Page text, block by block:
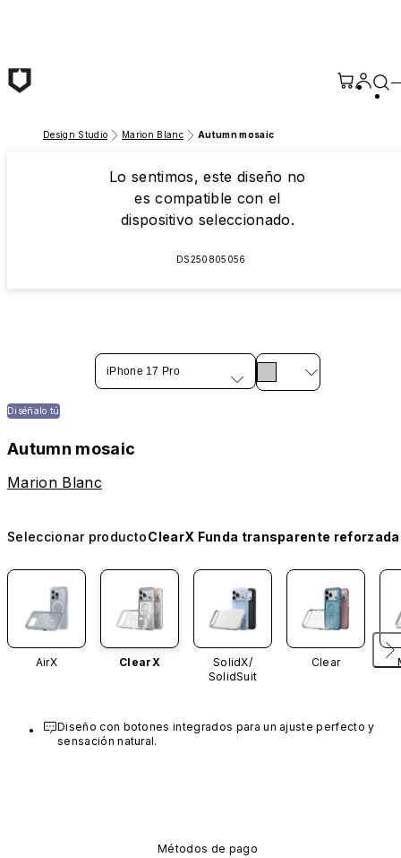
Design Studio Marion Blanc Autumn mosaic
Lo sentimos, este diseño no
es compatible con el
dispositivo seleccionado.
DS250805056
iPhone 17 Pro
Diséñalo tú
Autumn mosaic
Marion Blanc
Seleccionar productoClearX Funda transparente reforzada
AirX ClearX
SolidX/
SolidSuit
Clear
Diseño con botones integrados para un ajuste perfecto y
sensación natural.
Métodos de pago